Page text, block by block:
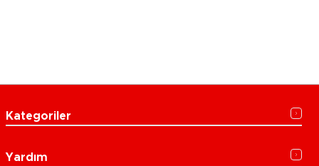
Kategoriler
Yardım